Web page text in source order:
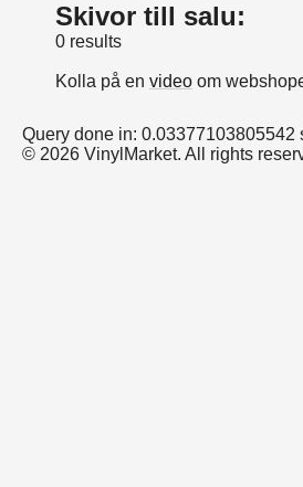
Skivor till salu:
0 results
Kolla på en video om
Query done in: 0.03377103805542
© 2026 VinylMarket. All rights